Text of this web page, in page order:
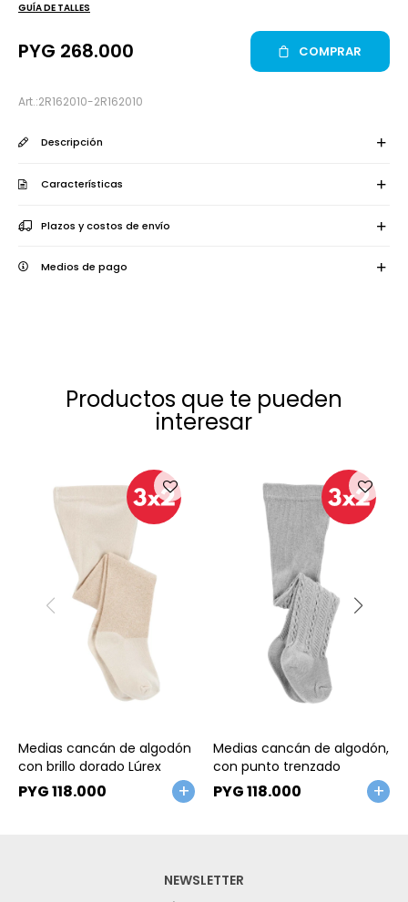
2R162010-2R162010
GUÍA DE TALLES
PYG 268.000 COMPRAR
Descripción
Características
Plazos y costos de envío
Medios de pago
Productos que te pueden
interesar
Medias cancán de algodón
con brillo dorado Lúrex
PYG118.000
Medias cancán de algodón,
con punto trenzado
PYG118.000
NEWSLETTER